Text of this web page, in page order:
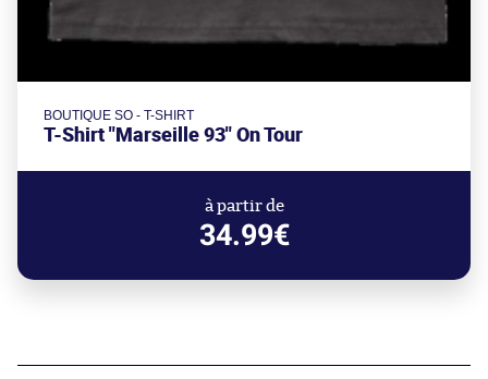
BOUTIQUE SO - T-SHIRT
T-Shirt "Marseille 93" On Tour
à partir de
34.99€